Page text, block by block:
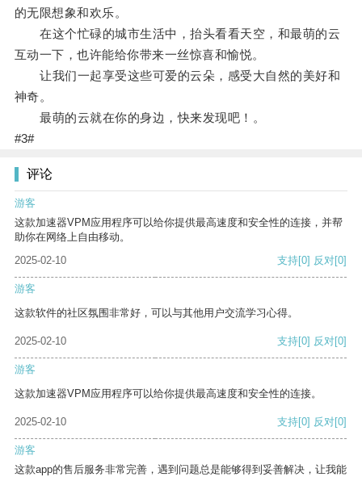
的无限想象和欢乐。
在这个忙碌的城市生活中，抬头看看天空，和最萌的云
互动一下，也许能给你带来一丝惊喜和愉悦。
让我们一起享受这些可爱的云朵，感受大自然的美好和
神奇。
最萌的云就在你的身边，快来发现吧！。
#3#
评论
游客
这款加速器VPM应用程序可以给你提供最高速度和安全性的连接，并帮
助你在网络上自由移动。
2025-02-10
支持[0] 反对[0]
游客
这款软件的社区氛围非常好，可以与其他用户交流学习心得。
2025-02-10 支持[0] 反对[0]
游客
这款加速器VPM应用程序可以给你提供最高速度和安全性的连接。
2025-02-10 支持[0] 反对[0]
游客
这款app的售后服务非常完善，遇到问题总是能够得到妥善解决，让我能